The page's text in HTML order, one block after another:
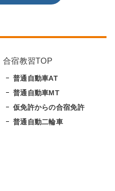
合宿教習TOP
普通自動車AT
普通自動車MT
仮免許からの合宿免許
普通自動二輪車